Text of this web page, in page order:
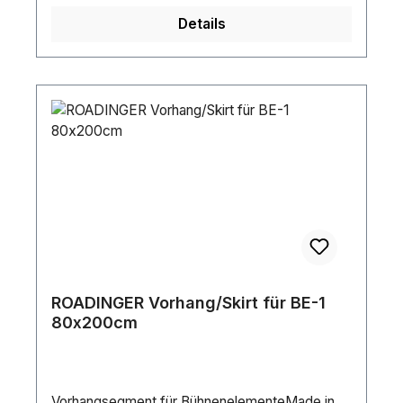
Details
ROADINGER Vorhang/Skirt für BE-1
80x200cm